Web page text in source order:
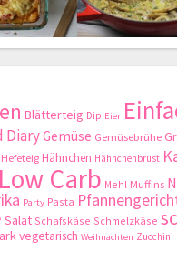
Blätterteig Dip Eier
DiaryGemüse Gemüsebrühe
Hefeteig Hähnchen Hähnchenbrust
Low Carb Mehl Muffins
Party Pasta
Salat Schafskäse Schmelzkäse
vegetarisch Weihnachten Zucchini